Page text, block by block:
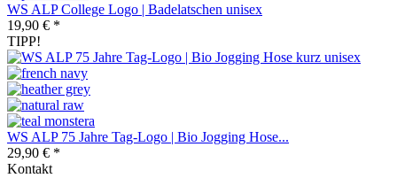
WS ALP College Logo | Badelatschen unisex
19,90 € *
TIPP!
WS ALP 75 Jahre Tag-Logo | Bio Jogging Hose...
29,90 € *
Kontakt